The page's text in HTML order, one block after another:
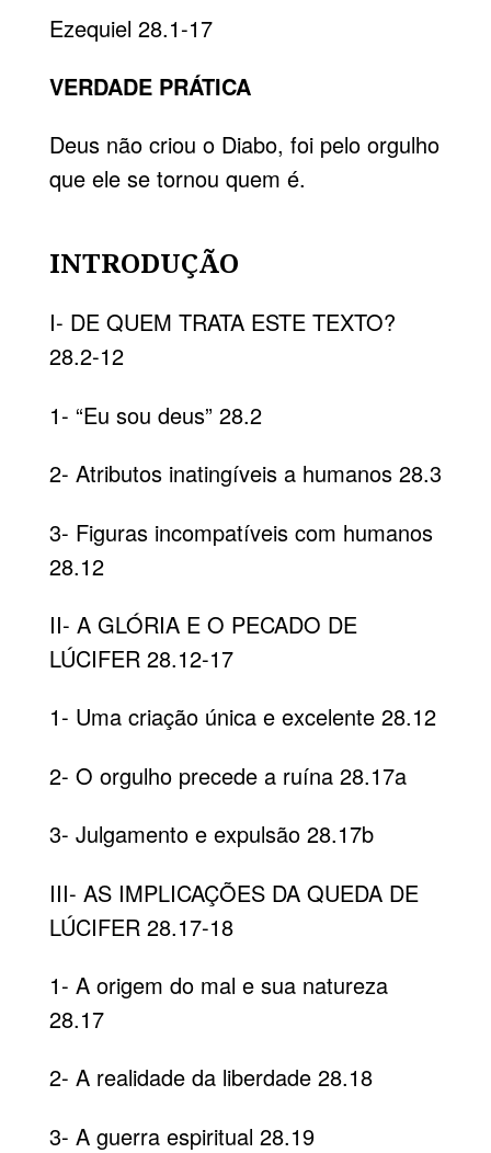
Ezequiel 28.1-17
VERDADE PRÁTICA
Deus não criou o Diabo, foi pelo orgulho
que ele se tornou quem é.
INTRODUÇÃO
I- DE QUEM TRATA ESTE TEXTO?
28.2-12
1- “Eu sou deus” 28.2
2- Atributos inatingíveis a humanos 28.3
3- Figuras incompatíveis com humanos
28.12
II- A GLÓRIA E O PECADO DE
LÚCIFER 28.12-17
1- Uma criação única e excelente 28.12
2- O orgulho precede a ruína 28.17a
3- Julgamento e expulsão 28.17b
III- AS IMPLICAÇÕES DA QUEDA DE
LÚCIFER 28.17-18
1- A origem do mal e sua natureza
28.17
2- A realidade da liberdade 28.18
3- A guerra espiritual 28.19